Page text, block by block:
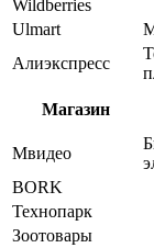
Wildberries
Ulmart
Алиэкспресс
Магазин
Мвидео
BORK
Технопарк
Зоотовары